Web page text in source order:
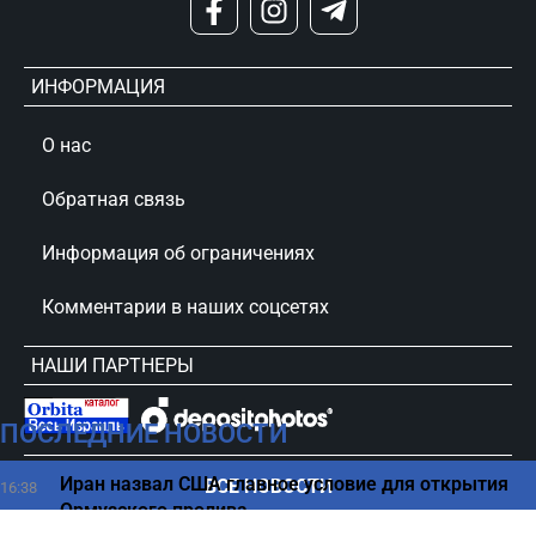
ПОСЛЕДНИЕ НОВОСТИ
16:38
Иран назвал США главное условие для открытия
Ормузского пролива
ВСЕ НОВОСТИ
ИНФОРМАЦИЯ
О нас
Обратная связь
Информация об ограничениях
Комментарии в наших соцсетях
НАШИ ПАРТНЕРЫ
сursorinfo.co.il © Все права защищены